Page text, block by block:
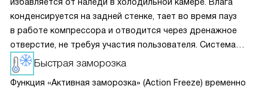
конденсируется на задней стенке, тает во время пауз
в работе компрессора и отводится через дренажное
отверстие, не требуя участия пользователя. Система
избавляет от необходимости частой ручной разморозки.
Быстрая заморозка
Функция «Активная заморозка» (Action Freeze) временно